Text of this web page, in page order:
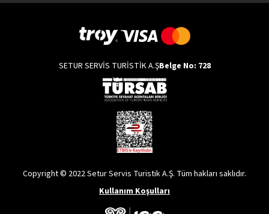
SETUR SERVİS TURİSTİK A.ŞBelge No: 728
Copyright © 2022 Setur Servis Turistik A.Ş. Tüm hakları saklıdır.
Kullanım Koşulları